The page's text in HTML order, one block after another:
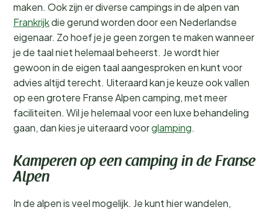
maken. Ook zijn er diverse campings in de alpen van
Frankrijkdie gerund worden door een Nederlandse
eigenaar. Zo hoef je je geen zorgen te maken wanneer
je de taal niet helemaal beheerst. Je wordt hier
gewoon in de eigen taal aangesproken en kunt voor
advies altijd terecht. Uiteraard kan je keuze ook vallen
op een grotere Franse Alpen camping, met meer
faciliteiten. Wil je helemaal voor een luxe behandeling
gaan, dan kies je uiteraard voorglamping.
Kamperen op een camping in de Franse
Alpen
In de alpen is veel mogelijk. Je kunt hier wandelen,